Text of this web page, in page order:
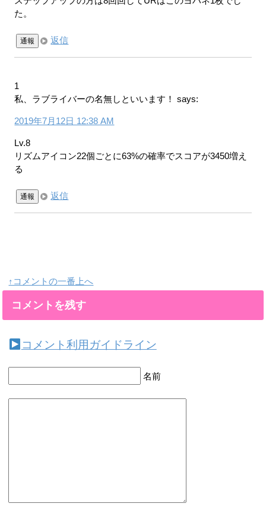
た。
通報 返信
1
私、ラブライバーの名無しといいます！
says:
2019年7月12日 12:38 AM
Lv.8
リズムアイコン22個ごとに63%の確率でスコアが3450増え
る
通報 返信
↑コメントの一番上へ
コメントを残す
コメント利用ガイドライン
名前